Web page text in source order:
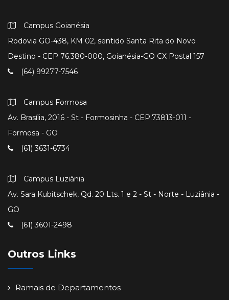
Campus Goianésia
Rodovia GO-438, KM 02, sentido Santa Rita do Novo
Destino - CEP 76.380-000, Goianésia-GO CX Postal 157
(64) 99277-7546
Campus Formosa
Av. Brasília, 2016 - St - Formosinha - CEP:73813-011 -
Formosa - GO
(61) 3631-6734
Campus Luziânia
Av. Sara Kubitschek, Qd. 20 Lts. 1 e 2 - St - Norte - Luziânia -
GO
(61) 3601-2498
Outros Links
Ramais de Departamentos